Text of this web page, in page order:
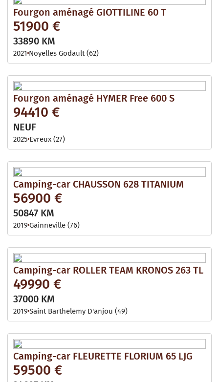
Fourgon aménagé GIOTTILINE 60 T
51900 €
33890 KM
2021 Noyelles Godault (62)
Fourgon aménagé HYMER Free 600 S
94410 €
NEUF
2025 Evreux (27)
Camping-car CHAUSSON 628 TITANIUM
56900 €
50847 KM
2019 Gainneville (76)
Camping-car ROLLER TEAM KRONOS 263 TL
49990 €
37000 KM
2019 Saint Barthelemy D'anjou (49)
Camping-car FLEURETTE FLORIUM 65 LJG
59500 €